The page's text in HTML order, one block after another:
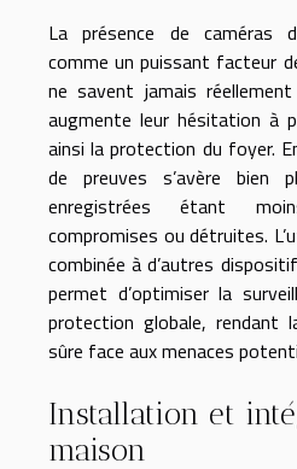
La présence de caméras
comme un puissant facteur
ne savent jamais
augmente leur hésitation à
ainsi la protection du foyer.
de preuves s’avère bien
enregistrées étant
compromises ou détruites.
combinée à d’autres
permet d’optimiser la
protection globale, rendant
sûre face aux menaces
Installation et
maison